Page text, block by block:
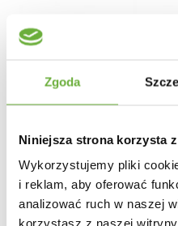
Zgoda
Niniejsza strona korzysta
Wykorzystujemy pliki
i reklam, aby oferować
analizować ruch w naszej
korzystasz z naszej